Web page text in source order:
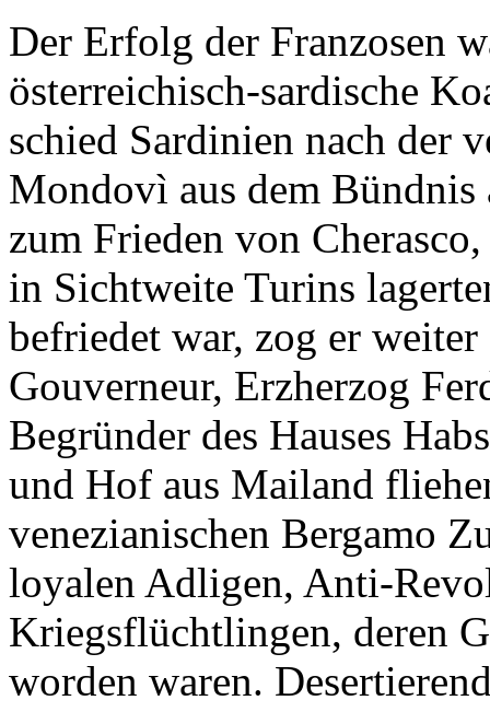
Der Erfolg der Franzosen
österreichisch-sardische
schied Sardinien nach der
Mondovì aus dem
zum Frieden von
in Sichtweite Turins
befriedet war, zog er
Gouverneur, Erzherzog
Begründer des Hauses
und Hof aus Mailand
venezianischen Bergamo
loyalen Adligen, Anti-
Kriegsflüchtlingen, deren
worden waren.